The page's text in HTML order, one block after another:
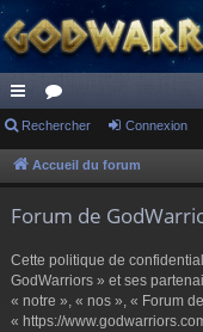
ac
co
s
or
u
Rechercher Connexion
Accueil du forum
Forum de
Cette politique de
GodWarriors » et ses
« notre », « nos », « Forum
« https://